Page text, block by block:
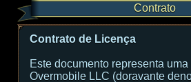
Contrato
Contrato de Licença
Este documento representa uma
Overmobile LLC (doravante